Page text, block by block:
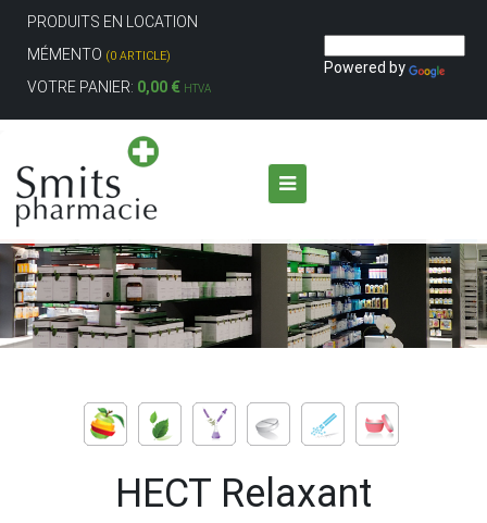
Aller au contenu
PRODUITS EN LOCATION
MÉMENTO (0 ARTICLE)
VOTRE PANIER: 0,00 € HTVA
HECT Relaxant
Powered by